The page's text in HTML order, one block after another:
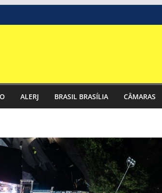
ALERJ BRASIL BRASÍLIA CÂMARAS